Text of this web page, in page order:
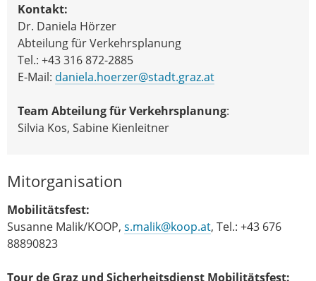
Kontakt:
Dr. Daniela Hörzer
Abteilung für Verkehrsplanung
Tel.: +43 316 872-2885
E-Mail: daniela.hoerzer@stadt.graz.at
Team Abteilung für Verkehrsplanung:
Silvia Kos, Sabine Kienleitner
Mitorganisation
Mobilitätsfest:
Susanne Malik/KOOP, s.malik@koop.at, Tel.: +43 676
88890823
Tour de Graz und Sicherheitsdienst Mobilitätsfest: